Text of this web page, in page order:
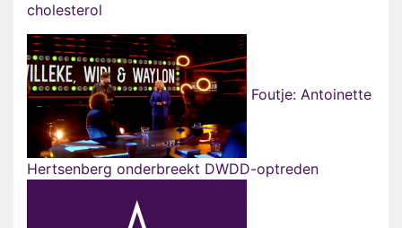
cholesterol
Foutje: Antoinette
Hertsenberg onderbreekt DWDD-optreden